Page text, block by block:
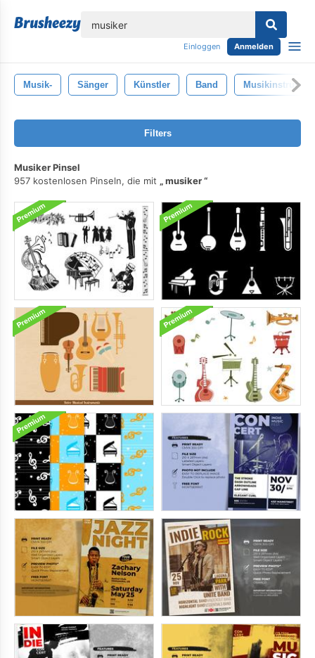
Einloggen Anmelden
Musik- Sänger Künstler Band
Filters
Musiker Pinsel
957 kostenlosen Pinseln, die mit
musiker